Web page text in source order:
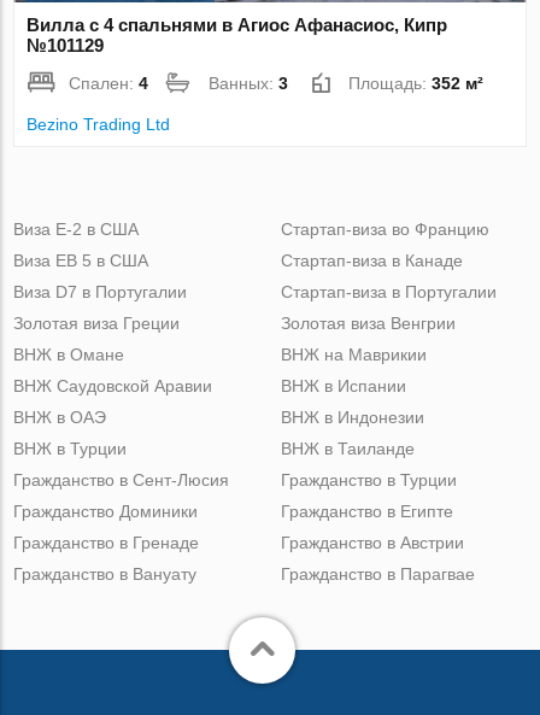
Вилла с 4 спальнями в Агиос Афанасиос, Кипр
№101129
Спален:4 Ванных:3 Площадь:352 м²
Bezino Trading Ltd
Виза Е-2 в США
Виза ЕВ 5 в США
Виза D7 в Португалии
Золотая виза Греции
Стартап-виза во Францию
Стартап-виза в Канаде
Стартап-виза в Португалии
Золотая виза Венгрии
ВНЖ в Омане
ВНЖ Саудовской Аравии
ВНЖ в ОАЭ
ВНЖ в Турции
ВНЖ на Маврикии
ВНЖ в Испании
ВНЖ в Индонезии
ВНЖ в Таиланде
Гражданство в Сент-Люсия
Гражданство Доминики
Гражданство в Гренаде
Гражданство в Вануату
Гражданство в Турции
Гражданство в Египте
Гражданство в Австрии
Гражданство в Парагвае